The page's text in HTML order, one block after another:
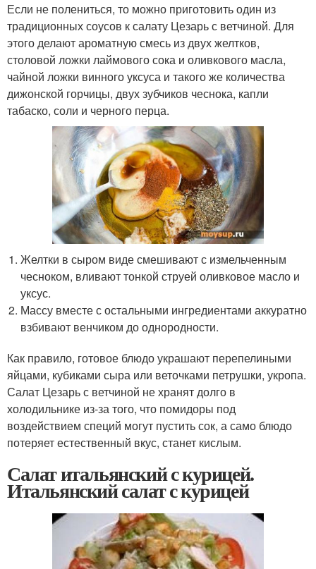
Если не полениться, то можно приготовить один из
традиционных соусов к салату Цезарь с ветчиной. Для
этого делают ароматную смесь из двух желтков,
столовой ложки лаймового сока и оливкового масла,
чайной ложки винного уксуса и такого же количества
дижонской горчицы, двух зубчиков чеснока, капли
табаско, соли и черного перца.
Желтки в сыром виде смешивают с измельченным
чесноком, вливают тонкой струей оливковое масло и
уксус.
Массу вместе с остальными ингредиентами аккуратно
взбивают венчиком до однородности.
Как правило, готовое блюдо украшают перепелиными
яйцами, кубиками сыра или веточками петрушки, укропа.
Салат Цезарь с ветчиной не хранят долго в
холодильнике из-за того, что помидоры под
воздействием специй могут пустить сок, а само блюдо
потеряет естественный вкус, станет кислым.
Салат итальянский с курицей.
Итальянский салат с курицей